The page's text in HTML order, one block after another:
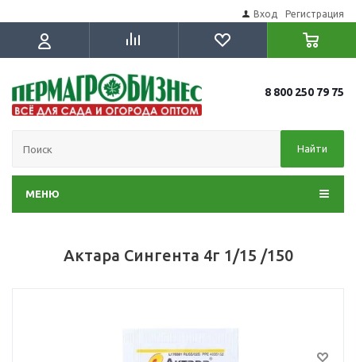
Вход Регистрация
8 800 250 79 75
Найти
МЕНЮ
Актара Сингента 4г 1/15 /150